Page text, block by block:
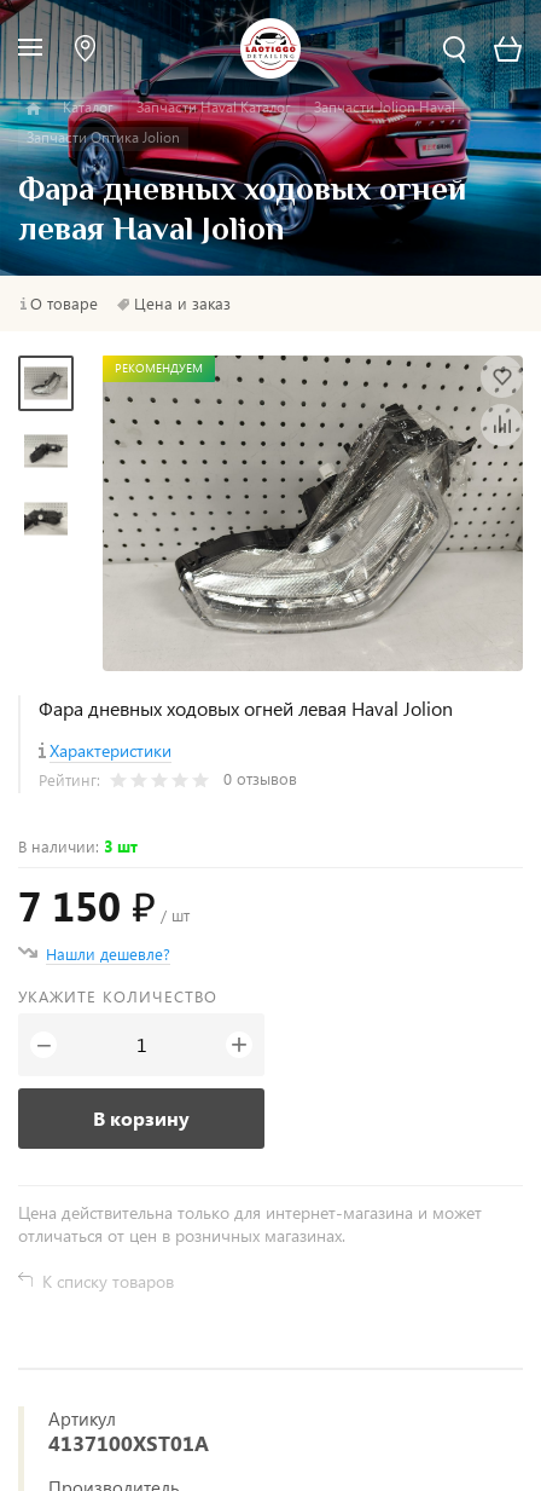
Каталог Запчасти Haval Каталог
Запчасти Jolion Haval
Запчасти Оптика Jolion
Фара дневных ходовых огней
левая Haval Jolion
О товаре Цена и заказ
РЕКОМЕНДУЕМ
Фара дневных ходовых огней левая Haval Jolion
Характеристики
Рейтинг: 0 отзывов
В наличии: 3 шт
7 150 ₽ / шт
Нашли дешевле?
УКАЖИТЕ КОЛИЧЕСТВО
− +
В корзину
Цена действительна только для интернет-магазина и может
отличаться от цен в розничных магазинах.
К списку товаров
Артикул
4137100XST01A